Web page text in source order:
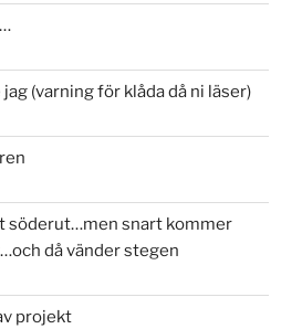
(varning för klåda då ni läser)
söderut…men snart kommer
då vänder stegen
projekt